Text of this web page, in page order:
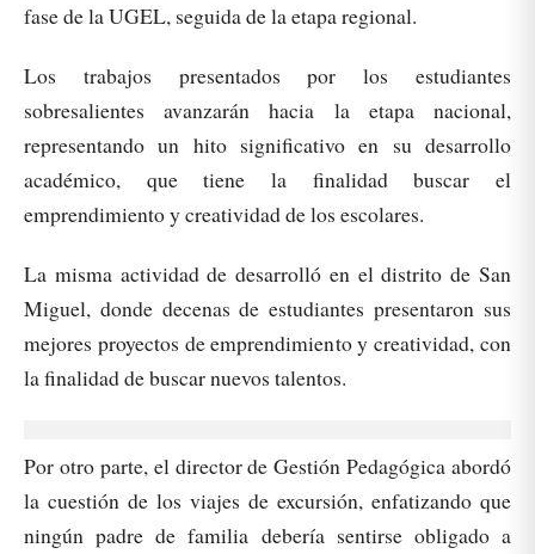
fase de la UGEL, seguida de la etapa regional.
Los trabajos presentados por los estudiantes
sobresalientes avanzarán hacia la etapa nacional,
representando un hito significativo en su desarrollo
académico, que tiene la finalidad buscar el
emprendimiento y creatividad de los escolares.
La misma actividad de desarrolló en el distrito de San
Miguel, donde decenas de estudiantes presentaron sus
mejores proyectos de emprendimiento y creatividad, con
la finalidad de buscar nuevos talentos.
Por otro parte, el director de Gestión Pedagógica abordó
la cuestión de los viajes de excursión, enfatizando que
ningún padre de familia debería sentirse obligado a